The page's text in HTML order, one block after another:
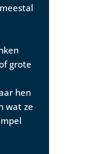
grote
hen
wat ze